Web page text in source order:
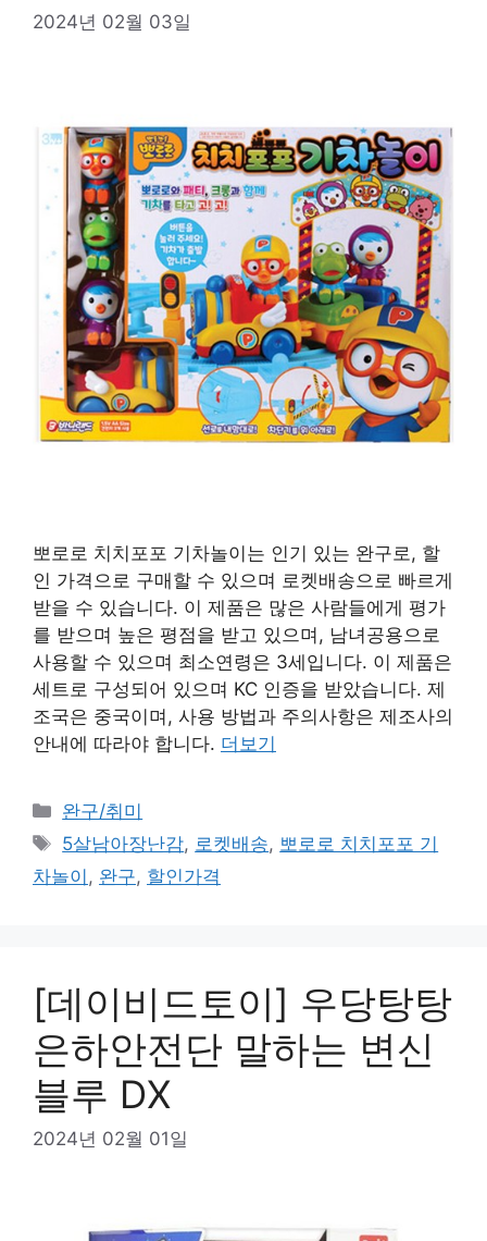
2024년 02월 03일
뽀로로 치치포포 기차놀이는 인기 있는 완구로, 할
인 가격으로 구매할 수 있으며 로켓배송으로 빠르게
받을 수 있습니다. 이 제품은 많은 사람들에게 평가
를 받으며 높은 평점을 받고 있으며, 남녀공용으로
사용할 수 있으며 최소연령은 3세입니다. 이 제품은
세트로 구성되어 있으며 KC 인증을 받았습니다. 제
조국은 중국이며, 사용 방법과 주의사항은 제조사의
안내에 따라야 합니다. 더보기
카
테
리
완구/취미
태
그
5살남아장난감, 로켓배송, 뽀로로 치치포포 기
차놀이 , 완구, 할인가격
[데이비드토이] 우당탕탕
은하안전단 말하는 변신
블루 DX
2024년 02월 01일